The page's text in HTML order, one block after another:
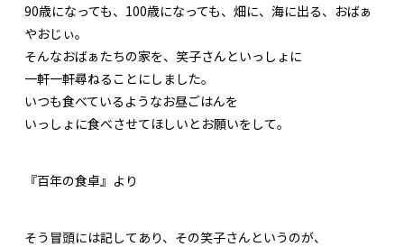
90歳になっても、100歳になっても、畑に、海に出る、おばぁ
やおじぃ。
そんなおばぁたちの家を、笑子さんといっしょに
一軒一軒尋ねることにしました。
いつも食べているようなお昼ごはんを
いっしょに食べさせてほしいとお願いをして。
『百年の食卓』より
そう冒頭には記してあり、その笑子さんというのが、